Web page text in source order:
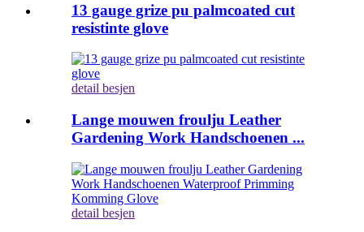
13 gauge grize pu palmcoated cut
resistinte glove
detail besjen
Lange mouwen froulju Leather
Gardening Work Handschoenen ...
detail besjen